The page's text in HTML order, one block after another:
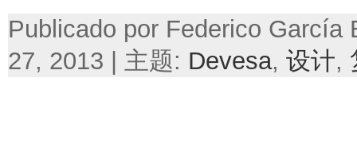
Publicado por Federico García
27, 2013 | 主题: Devesa, 设计,